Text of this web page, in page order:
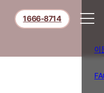
1666-8714
이